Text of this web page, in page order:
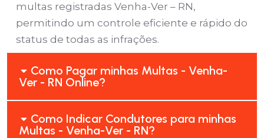
multas registradas Venha-Ver – RN,
permitindo um controle eficiente e rápido do
status de todas as infrações.
Como Pagar minhas Multas - Venha-
Ver - RN Online?
Como Indicar Condutores para minhas
Multas - Venha-Ver - RN?